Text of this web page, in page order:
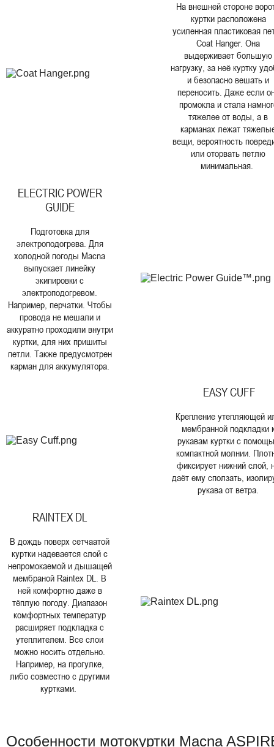
На внешней стороне
куртки расположена
усиленная пластиковая
Coat Hanger. Она
выдерживает большую
нагрузку, за неё куртку
и безопасно вешать и
переносить. Даже если
промокла и стала
тяжелее от воды, а в
карманах лежат
вещи, вероятность
или оторвать петлю
минимальная.
ELECTRIC POWER
GUIDE
Подготовка для
электроподогрева. Для
холодной погоды Macna
выпускает линейку
экипировки с
электроподогревом.
Например, перчатки. Чтобы
провода не мешали и
аккуратно проходили внутри
куртки, для них пришиты
петли. Также предусмотрен
карман для аккумулятора.
EASY CUFF
Крепление утепляющей
мембранной подкладки
рукавам куртки с
компактной молнии.
фиксирует нижний слой,
даёт ему сползать,
рукава от ветра.
RAINTEX DL
В дождь поверх сетчаатой
куртки надевается слой с
непромокаемой и дышащей
мембраной Raintex DL. В
ней комфортно даже в
тёплую погоду. Диапазон
комфортных температур
расширяет подкладка с
утеплителем. Все слои
можно носить отдельно.
Например, на прогулке,
либо совместно с другими
куртками.
Особенности мотокуртки Macna